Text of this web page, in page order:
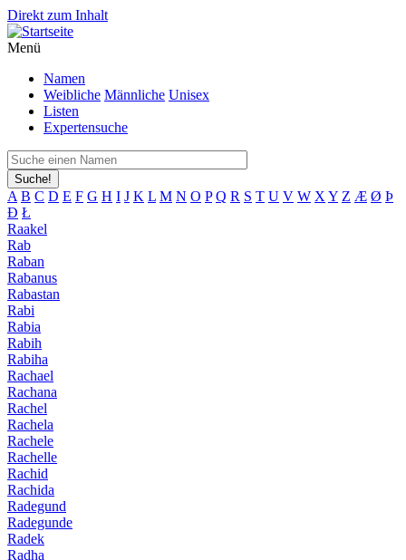
Direkt zum Inhalt
Menü
Namen
Weibliche Männliche Unisex
Listen
Expertensuche
Suche!
A B C D E F G H I J K L M N O P Q R S T U V W X Y Z Æ Ø Þ
Đ Ł
Raakel
Rab
Raban
Rabanus
Rabastan
Rabi
Rabia
Rabih
Rabiha
Rachael
Rachana
Rachel
Rachela
Rachele
Rachelle
Rachid
Rachida
Radegund
Radegunde
Radek
Radha